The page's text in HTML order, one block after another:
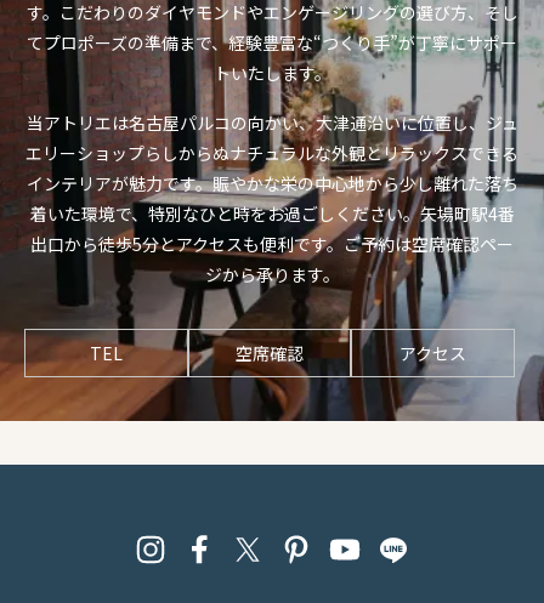
す。こだわりのダイヤモンドやエンゲージリングの選び方、そし
てプロポーズの準備まで、経験豊富な“つくり手”が丁寧にサポー
トいたします。
当アトリエは名古屋パルコの向かい、大津通沿いに位置し、ジュ
エリーショップらしからぬナチュラルな外観とリラックスできる
インテリアが魅力です。賑やかな栄の中心地から少し離れた落ち
着いた環境で、特別なひと時をお過ごしください。矢場町駅4番
出口から徒歩5分とアクセスも便利です。ご予約は空席確認ペー
ジから承ります。
TEL 空席確認 アクセス